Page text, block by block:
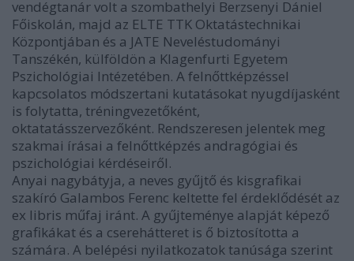
vendégtanár volt a szombathelyi Berzsenyi Dániel
Főiskolán, majd az ELTE TTK Oktatástechnikai
Központjában és a JATE Neveléstudományi
Tanszékén, külföldön a Klagenfurti Egyetem
Pszichológiai Intézetében. A felnőttképzéssel
kapcsolatos módszertani kutatásokat nyugdíjasként
is folytatta, tréningvezetőként,
oktatatásszervezőként. Rendszeresen jelentek meg
szakmai írásai a felnőttképzés andragógiai és
pszichológiai kérdéseiről.
Anyai nagybátyja, a neves gyűjtő és kisgrafikai
szakíró Galambos Ferenc keltette fel érdeklődését az
ex libris műfaj iránt. A gyűjteménye alapját képező
grafikákat és a cserehátteret is ő biztosította a
számára. A belépési nyilatkozatok tanúsága szerint